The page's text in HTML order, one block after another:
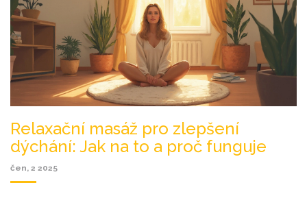
Relaxační masáž pro zlepšení
dýchání: Jak na to a proč funguje
čen, 2 2025